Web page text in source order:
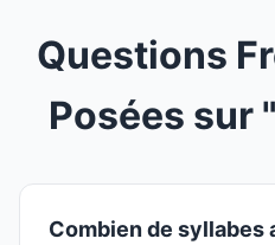
Questions
Posées sur
Combien de syllabes